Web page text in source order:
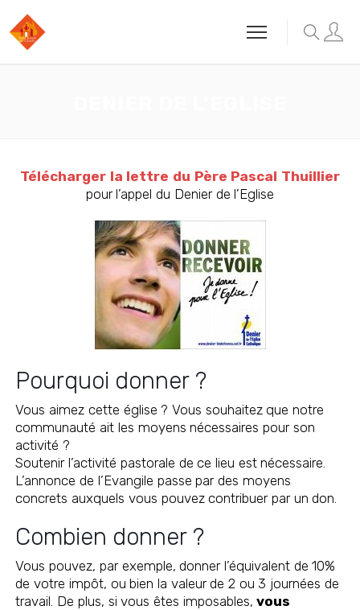
Télécharger la lettre du Père Pascal Thuillier
pour l’appel du Denier de l’Eglise
Pourquoi donner ?
Vous aimez cette église ? Vous souhaitez que notre
communauté ait les moyens nécessaires pour son
activité ?
Soutenir l’activité pastorale de ce lieu est nécessaire.
L’annonce de l’Evangile passe par des moyens
concrets auxquels vous pouvez contribuer par un don.
Combien donner ?
Vous pouvez, par exemple, donner l’équivalent de 10%
de votre impôt, ou bien la valeur de 2 ou 3 journées de
travail. De plus, si vous êtes imposables,vous